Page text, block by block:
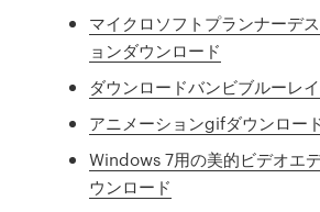
マイクロソフトプランナーデ
ョンダウンロード
ダウンロードバンビブルーレ
アニメーションgifダウンロー
Windows 7用の美的ビデオエ
ウンロード